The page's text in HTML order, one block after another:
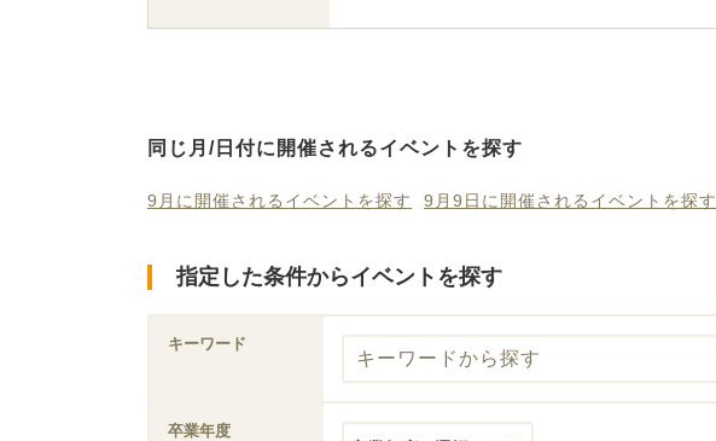
同じ月/日付に開催されるイベントを探す
9月に開催されるイベントを探す 9月9日に開催されるイベントを探す
指定した条件からイベントを探す
キーワード
卒業年度